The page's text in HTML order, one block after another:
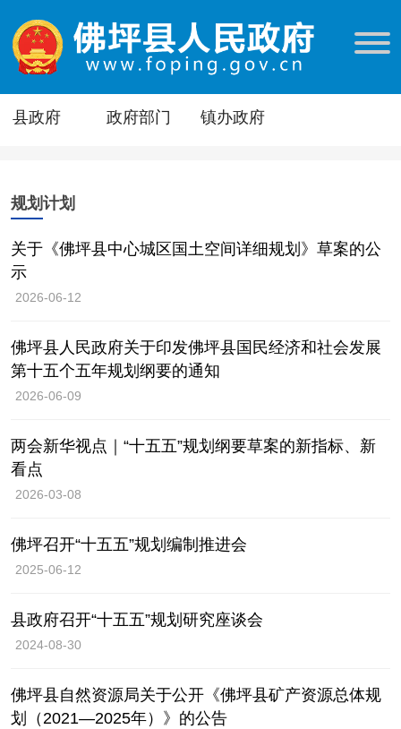
县政府 政府部门 镇办政府
规划计划
关于《佛坪县中心城区国土空间详细规划》草案的公
示
2026-06-12
佛坪县人民政府关于印发佛坪县国民经济和社会发展
第十五个五年规划纲要的通知
2026-06-09
两会新华视点｜“十五五”规划纲要草案的新指标、新
看点
2026-03-08
佛坪召开“十五五”规划编制推进会
2025-06-12
县政府召开“十五五”规划研究座谈会
2024-08-30
佛坪县自然资源局关于公开《佛坪县矿产资源总体规
划（2021—2025年）》的公告